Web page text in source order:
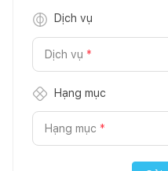
Dịch vụ
Dịch vụ *
Hạng mục
Hạng mục *